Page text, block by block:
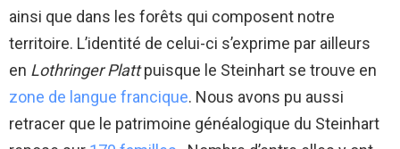
ainsi que dans les forêts qui composent notre
territoire. L’identité de celui-ci s’exprime par ailleurs
en Lothringer Plattpuisque le Steinhart se trouve en
zone de langue francique. Nous avons pu aussi
retracer que le patrimoine généalogique du Steinhart